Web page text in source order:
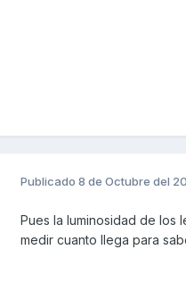
Publicado 8 de Octubre del
Pues la luminosidad de los
medir cuanto llega para